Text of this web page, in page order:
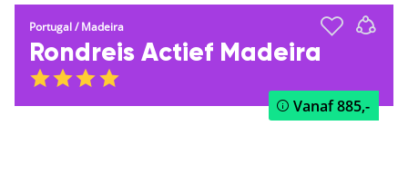
Portugal/Madeira
Rondreis Actief Madeira
Vanaf885,-